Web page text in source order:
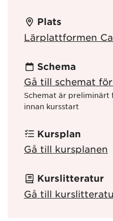
Plats
Lärplattformen
Schema
Gå till schemat
Schemat är
innan kursstart
Kursplan
Gå till kursplanen
Kurslitteratur
Gå till